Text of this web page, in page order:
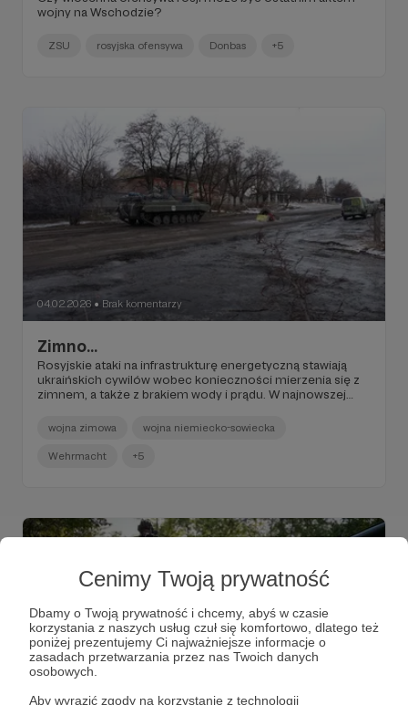
Cenimy Twoją prywatność
Dbamy o Twoją prywatność i chcemy, abyś w czasie
korzystania z naszych usług czuł się komfortowo, dlatego też
poniżej prezentujemy Ci najważniejsze informacje o
zasadach przetwarzania przez nas Twoich danych
osobowych.
Aby wyrazić zgody na korzystanie z technologii
wojny na Wschodzie?
ZSU rosyjska ofensywa Donbas +5
04.02.2026 ● Brak komentarzy
Zimno...
Rosyjskie ataki na infrastrukturę energetyczną stawiają
ukraińskich cywilów wobec konieczności mierzenia się z
zimnem, a także z brakiem wody i prądu. W najnowszej
było tak bardzo zbieżne z tym, czego doświadczają
żołnierze na froncie.
wojna zimowa wojna niemiecko-sowiecka
Wehrmacht +5